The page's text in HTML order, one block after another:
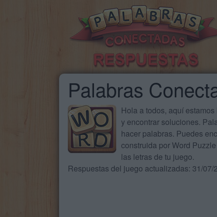
Palabras
Hola a todos, aquí
y encontrar soluciones.
hacer palabras. Puedes
construida por Word
las letras de tu juego.
Respuestas del juego actualizadas: 31/07/